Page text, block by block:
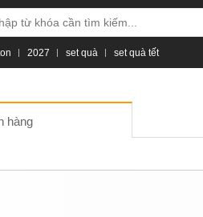
2027 set quà set quà tết
hàng